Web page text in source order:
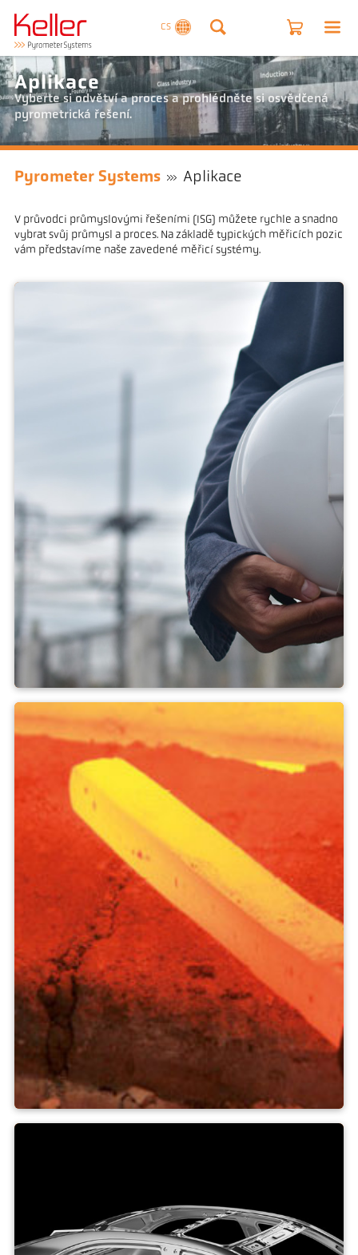
CS
Aplikace
Vyberte si odvětví a proces a prohlédněte si osvědčená
pyrometrická řešení.
Pyrometer Systems Aplikace
V průvodci průmyslovými řešeními (ISG) můžete rychle a snadno
vybrat svůj průmysl a proces. Na základě typických měřicích pozic
vám představíme naše zavedené měřicí systémy.
Bezpečnostní aplikace